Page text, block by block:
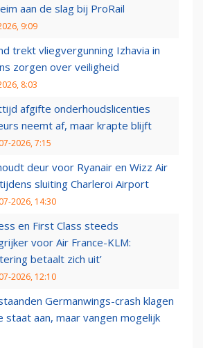
aan de slag bij ProRail
9:09
trekt vliegvergunning Izhavia in
zorgen over veiligheid
8:03
afgifte onderhoudslicenties
neemt af, maar krapte blijft
2026, 7:15
deur voor Ryanair en Wizz Air
sluiting Charleroi Airport
2026, 14:30
en First Class steeds
voor Air France-KLM:
betaalt zich uit’
2026, 12:10
Germanwings-crash klagen
staat aan, maar vangen mogelijk